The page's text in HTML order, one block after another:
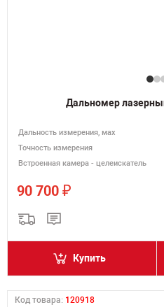
Дальномер
Дальность измерения, мах
Точность измерения
Встроенная камера - целеискатель
90 700 ₽
Купить
Код товара: 120918